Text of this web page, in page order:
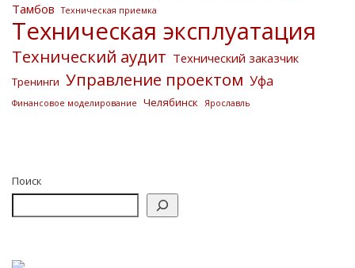
Тамбов Техническая приемка
Техническая эксплуатация
Технический аудит Технический заказчик
Тренинги Управление проектом Уфа
Финансовое моделирование Челябинск Ярославль
Поиск